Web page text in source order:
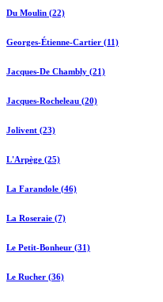
Du Moulin (22)
Georges-Étienne-Cartier (11)
Jacques-De Chambly (21)
Jacques-Rocheleau (20)
Jolivent (23)
L'Arpège (25)
La Farandole (46)
La Roseraie (7)
Le Petit-Bonheur (31)
Le Rucher (36)